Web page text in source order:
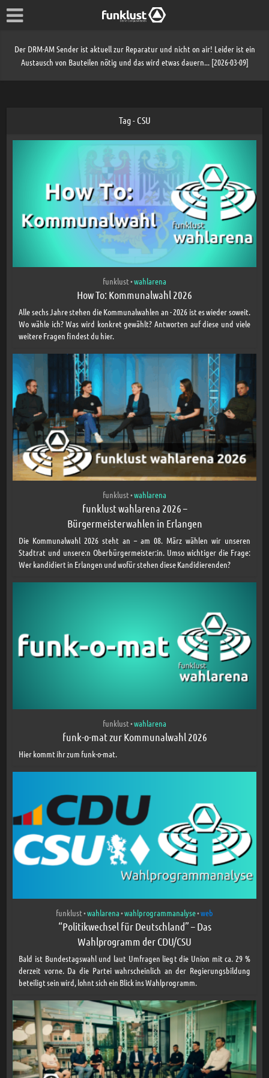
Der DRM-AM Sender ist aktuell zur Reparatur und nicht on air! Leider ist ein
Austausch von Bauteilen nötig und das wird etwas dauern... [2026-03-09]
Tag - CSU
funklust•wahlarena
How To: Kommunalwahl 2026
Alle sechs Jahre stehen die Kommunalwahlen an - 2026 ist es wieder soweit.
Wo wähle ich? Was wird konkret gewählt? Antworten auf diese und viele
weitere Fragen findest du hier.
funklust•wahlarena
funklust wahlarena 2026 –
Bürgermeisterwahlen in Erlangen
Die Kommunalwahl 2026 steht an – am 08. März wählen wir unseren
Stadtrat und unsere:n Oberbürgermeister:in. Umso wichtiger die Frage:
Wer kandidiert in Erlangen und wofür stehen diese Kandidierenden?
funklust•wahlarena
funk-o-mat zur Kommunalwahl 2026
Hier kommt ihr zum funk-o-mat.
funklust•wahlarena•wahlprogrammanalyse•web
“Politikwechsel für Deutschland” – Das
Wahlprogramm der CDU/CSU
Bald ist Bundestagswahl und laut Umfragen liegt die Union mit ca. 29 %
derzeit vorne. Da die Partei wahrscheinlich an der Regierungsbildung
beteiligt sein wird, lohnt sich ein Blick ins Wahlprogramm.